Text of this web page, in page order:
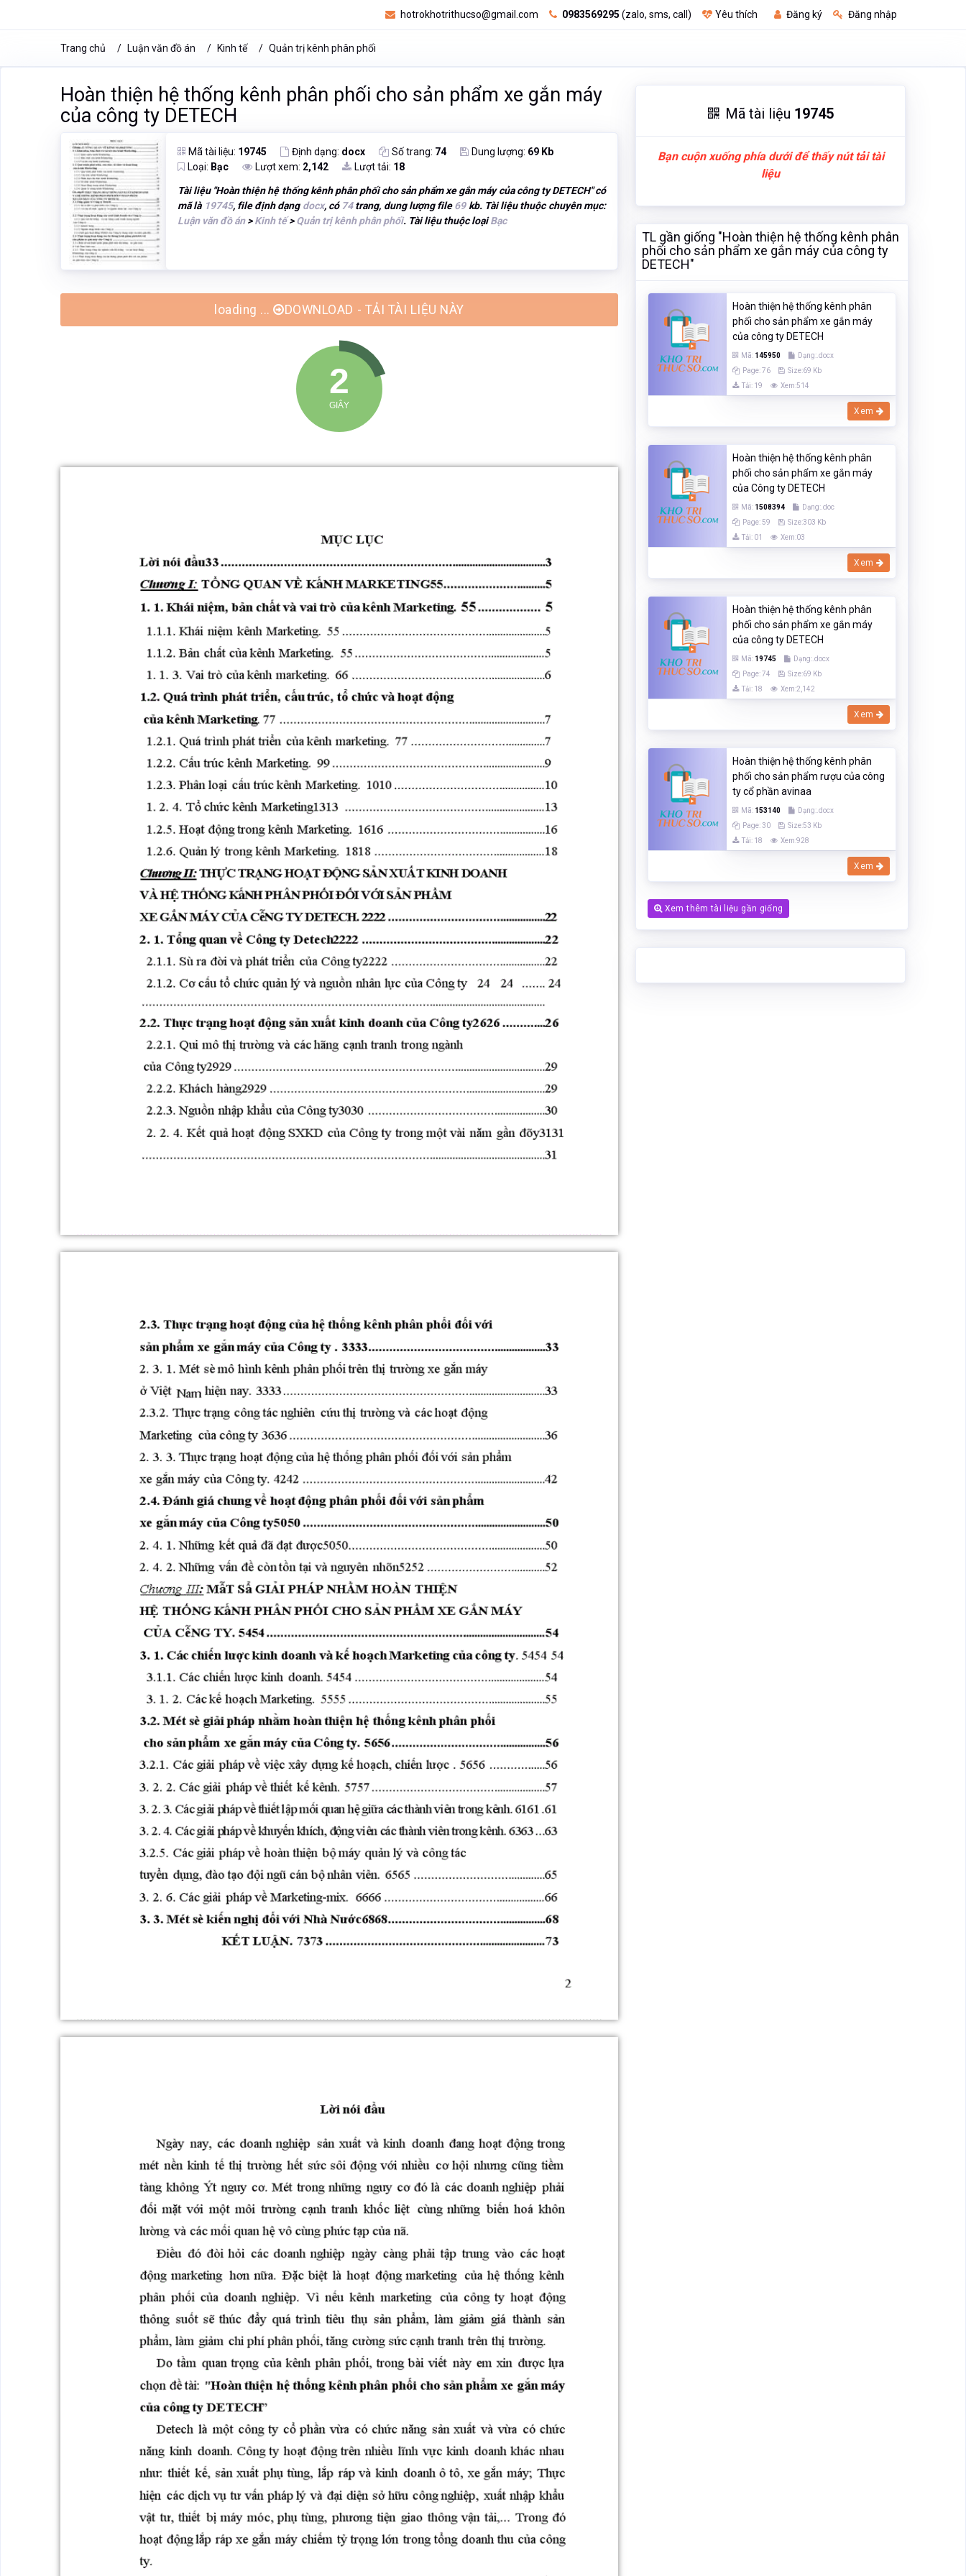
hotrokhotrithucso@gmail.com 0983569295 (zalo, sms, call) Yêu thích Đăng ký Đăng nhập
Trang chủ Luận văn đồ án Kinh tế Quản trị kênh phân phối
Hoàn thiện hệ thống kênh phân phối cho sản phẩm xe gắn máy
của công ty DETECH
Mã tài liệu: 19745 Định dạng: docx Số trang: 74 Dung lượng: 69 Kb
Loại: Bạc Lượt xem: 2,142 Lượt tải: 18
Tài liệu "Hoàn thiện hệ thống kênh phân phối cho sản phẩm xe gắn máy của công ty DETECH" có
mã là 19745, file định dạng docx, có 74trang, dung lượng file69kb. Tài liệu thuộc chuyên mục:
Luận văn đồ án>Kinh tế>Quản trị kênh phân phối. Tài liệu thuộc loạiBạc
loading ... DOWNLOAD - TẢI TÀI LIỆU NÀY
Mã tài liệu 19745
Bạn cuộn xuống phía dưới để thấy nút tải tài
liệu
TL gần giống "Hoàn thiện hệ thống kênh phân
phối cho sản phẩm xe gắn máy của công ty
DETECH"
Hoàn thiện hệ thống kênh phân
phối cho sản phẩm xe gắn máy
của công ty DETECH
Mã: 145950
Dạng:.docx
Page: 76
Size:69 Kb
Tải: 19
Xem:514
Xem
Hoàn thiện hệ thống kênh phân
phối cho sản phẩm xe gắn máy
của Công ty DETECH
Mã: 1508394
Dạng:.doc
Page: 59
Size:303 Kb
Tải: 01
Xem:03
Xem
Hoàn thiện hệ thống kênh phân
phối cho sản phẩm xe gắn máy
của công ty DETECH
Mã: 19745
Dạng:.docx
Page: 74
Size:69 Kb
Tải: 18
Xem:2,142
Xem
Hoàn thiện hệ thống kênh phân
phối cho sản phẩm rượu của công
ty cổ phần avinaa
Mã: 153140
Dạng:.docx
Page: 30
Size:53 Kb
Tải: 18
Xem:928
Xem
Xem thêm tài liệu gần giống